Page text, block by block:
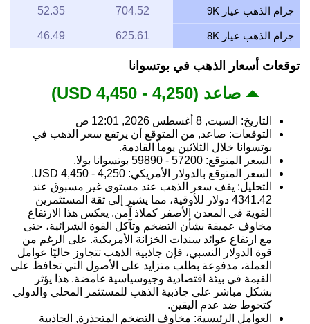
جرام الذهب عيار 9K 704.52
52.35
جرام الذهب عيار 8K 625.61
46.49
توقعات أسعار الذهب في بوتسوانا
صاعد (4,250 - 4,450 USD)
التاريخ: السبت, 8 أغسطس 2026, 12:01 ص
التوقعات: صاعد, من المتوقع أن يرتفع سعر الذهب في
بوتسوانا خلال الثلاثين يوماً القادمة.
السعر المتوقع: 57200 - 59890 بوتسوانا بولا.
السعر المتوقع بالدولار الأمريكي: 4,250 - 4,450 USD.
التحليل: يقف سعر الذهب عند مستوى غير مسبوق عند
4341.42 دولار للأوقية، مما يشير إلى ثقة المستثمرين
القوية في المعدن الأصفر كملاذ آمن. يعكس هذا الارتفاع
مخاوف عميقة بشأن التضخم وتآكل القوة الشرائية، حتى
مع ارتفاع عوائد سندات الخزانة الأمريكية. على الرغم من
قوة الدولار النسبي، فإن جاذبية الذهب تتجاوز حاليًا عوامل
العملة، مدفوعة بطلب متزايد على الأصول التي تحافظ على
القيمة في بيئة اقتصادية وجيوسياسية غامضة. هذا يؤثر
بشكل مباشر على جاذبية الذهب للمستثمر المحلي والدولي
كتحوط ضد عدم اليقين.
العوامل الرئيسية: مخاوف التضخم المتجذرة, الجاذبية